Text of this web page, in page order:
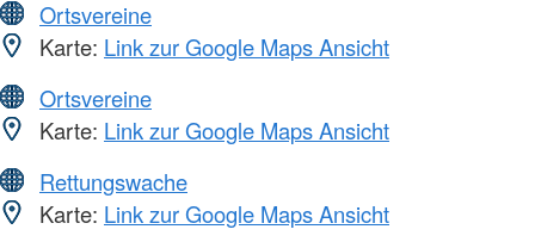
Ortsvereine
Karte: Link zur Google Maps Ansicht
Ortsvereine
Karte: Link zur Google Maps Ansicht
Rettungswache
Karte: Link zur Google Maps Ansicht